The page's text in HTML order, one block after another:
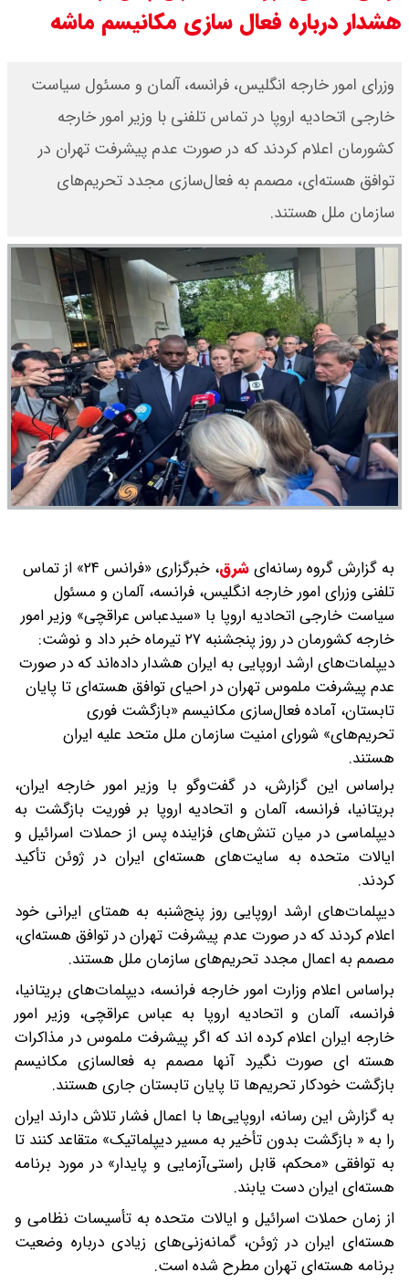
+ جدول
ثبت نام سایپا از امروز ۱۷ مرداد ۱۴۰۵
آغاز شد / خرید کوییک با پیش
پرداخت ۵۰۰ میلیون تومان + لینک
۱۴۰۵ / شاخص افزایشی شد + تحلیل
قیمت سکه امامی امروز شنبه ۱۷ مرداد
۱۴۰۵ اعلام شد/ صعود قیمت سکه
هشدار درباره فعال سازی مکانیسم ماشه
وزرای امور خارجه انگلیس، فرانسه، آلمان و مسئول سیاست
خارجی اتحادیه اروپا در تماس تلفنی با وزیر امور خارجه
کشورمان اعلام کردند که در صورت عدم پیشرفت تهران در
توافق هسته‌ای، مصمم به فعال‌سازی مجدد تحریم‌های
سازمان ملل هستند.
به گزارش گروه رسانه‌ایشرق،
خبرگزاری «فرانس ۲۴» از تماس
تلفنی وزرای امور خارجه انگلیس، فرانسه، آلمان و مسئول
سیاست خارجی اتحادیه اروپا با «سیدعباس عراقچی» وزیر امور
خارجه کشورمان در روز پنجشنبه ۲۷ تیرماه خبر داد و نوشت:
دیپلمات‌های ارشد اروپایی به ایران هشدار داده‌اند که در صورت
عدم پیشرفت ملموس تهران در احیای توافق هسته‌ای تا پایان
تابستان، آماده فعال‌سازی مکانیسم «بازگشت فوری
تحریم‌های» شورای امنیت سازمان ملل متحد علیه ایران
هستند.
براساس این گزارش، در گفت‌وگو با وزیر امور خارجه ایران،
بریتانیا، فرانسه، آلمان و اتحادیه اروپا بر فوریت بازگشت به
دیپلماسی در میان تنش‌های فزاینده پس از حملات اسرائیل و
ایالات متحده به سایت‌های هسته‌ای ایران در ژوئن تأکید
کردند.
دیپلمات‌های ارشد اروپایی روز پنج‌شنبه به همتای ایرانی خود
اعلام کردند که در صورت عدم پیشرفت تهران در توافق هسته‌ای،
مصمم به اعمال مجدد تحریم‌های سازمان ملل هستند.
براساس اعلام وزارت امور خارجه فرانسه، دیپلمات‌های بریتانیا،
فرانسه، آلمان و اتحادیه اروپا به عباس عراقچی، وزیر امور
خارجه ایران اعلام کرده اند که اگر پیشرفت ملموس در مذاکرات
هسته ای صورت نگیرد آنها مصمم به فعالسازی مکانیسم
بازگشت خودکار تحریم‌ها تا پایان تابستان جاری هستند.
به گزارش این رسانه، اروپایی‌ها با اعمال فشار تلاش دارند ایران
را به « بازگشت بدون تأخیر به مسیر دیپلماتیک» متقاعد کنند تا
به توافقی «محکم، قابل راستی‌آزمایی و پایدار» در مورد برنامه
هسته‌ای ایران دست یابند.
از زمان حملات اسرائیل و ایالات متحده به تأسیسات نظامی و
هسته‌ای ایران در ژوئن، گمانه‌زنی‌های زیادی درباره وضعیت
برنامه هسته‌ای تهران مطرح شده است.